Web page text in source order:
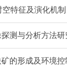
特征及演化机制
测与分析方法研
的形成及环境控